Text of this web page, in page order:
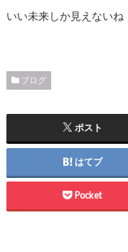
いい未来しか見えないね
ブログ
ポスト
はてブ
Pocket